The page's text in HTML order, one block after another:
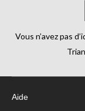
Vous n’avez pas
Aide